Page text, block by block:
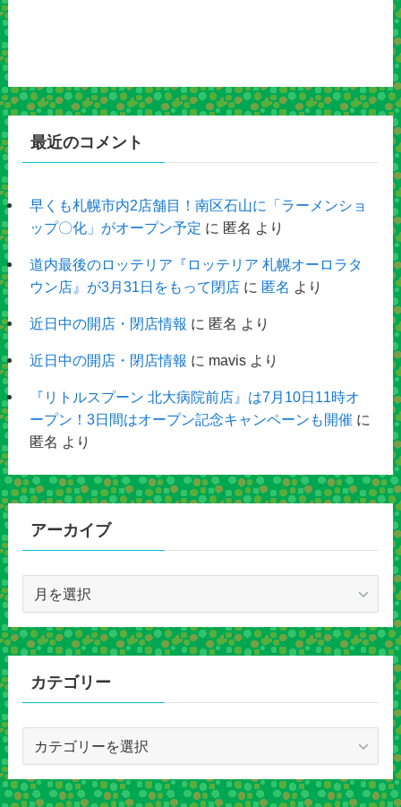
最近のコメント
早くも札幌市内2店舗目！南区石山に「ラーメンショ
ップ〇化」がオープン予定 に 匿名 より
道内最後のロッテリア『ロッテリア 札幌オーロラタ
ウン店』が3月31日をもって閉店に 匿名 より
近日中の開店・閉店情報 に 匿名 より
近日中の開店・閉店情報 に mavisより
『リトルスプーン 北大病院前店』は7月10日11時オ
ープン！3日間はオープン記念キャンペーンも開催 に
匿名 より
アーカイブ
カ
イ
カテゴリー
ゴ